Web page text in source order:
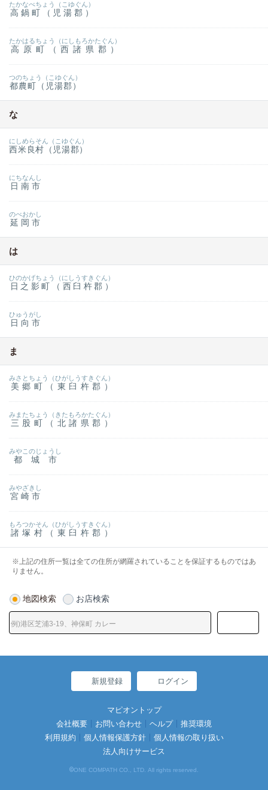
高鍋町（児湯郡）
たかなべちょう（こゆぐん）
高原町（西諸県郡）
たかはるちょう（にしもろかたぐん）
都農町（児湯郡）
つのちょう（こゆぐん）
な
西米良村（児湯郡）
にしめらそん（こゆぐん）
日南市
にちなんし
延岡市
のべおかし
は
日之影町（西臼杵郡）
ひのかげちょう（にしうすきぐん）
日向市
ひゅうがし
ま
美郷町（東臼杵郡）
みさとちょう（ひがしうすきぐん）
三股町（北諸県郡）
みまたちょう（きたもろかたぐん）
都城市
みやこのじょうし
宮崎市
みやざきし
諸塚村（東臼杵郡）
もろつかそん（ひがしうすきぐん）
※上記の住所一覧は全ての住所が網羅されていることを保証するものではあ
りません。
地図検索 お店検索
新規登録 ログイン
マピオントップ
会社概要
お問い合わせ ヘルプ
推奨環境
利用規約
個人情報保護方針
個人情報の取り扱い
法人向けサービス
©ONE COMPATH CO., LTD. All rights reserved.